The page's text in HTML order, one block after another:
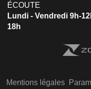
ÉCOUTE
Lundi - Vendredi 9h-
18h
Mentions légales